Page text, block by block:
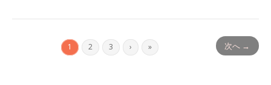
1 2 3 › » 次へ →